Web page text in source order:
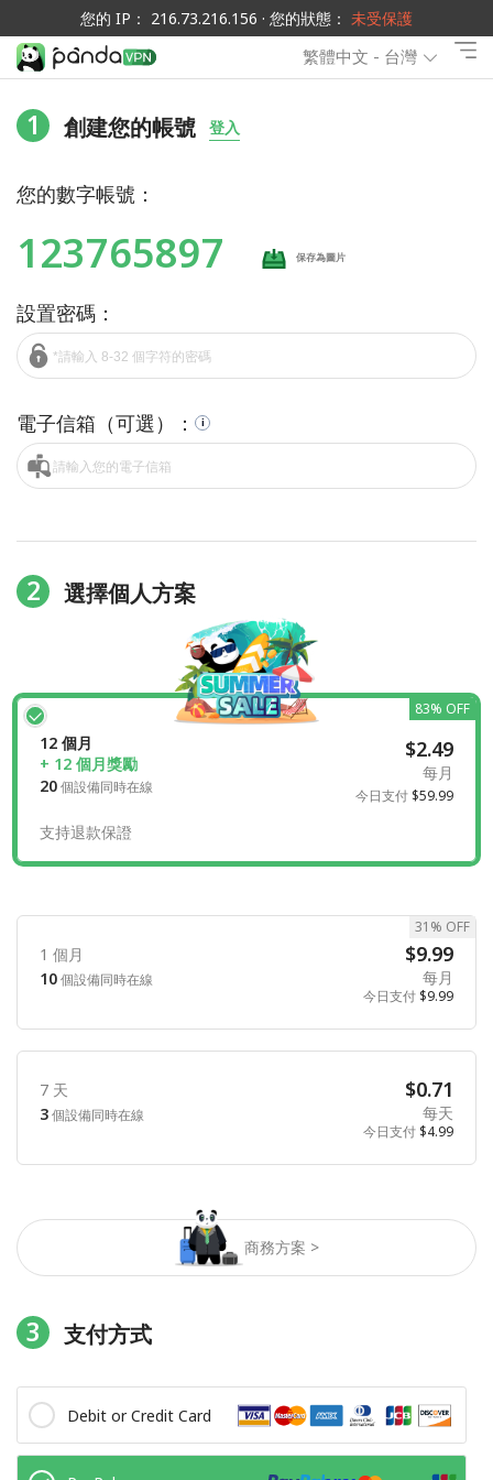
您的 IP： 216.73.216.156 · 您的狀態： 未受保護
繁體中文 - 台灣
1 創建您的帳號 登入
您的數字帳號：
123765897 保存為圖片
設置密碼：
電子信箱（可選）： i
2 選擇個人方案
商務方案 >
12 個月
+ 12 個月獎勵
20個設備同時在線
$2.49
每月
今日支付 $59.99
83% OFF
支持退款保證
1 個月
10個設備同時在線
$9.99
每月
今日支付 $9.99
31% OFF
7 天
3個設備同時在線
$0.71
每天
今日支付 $4.99
3 支付方式
Debit or Credit Card